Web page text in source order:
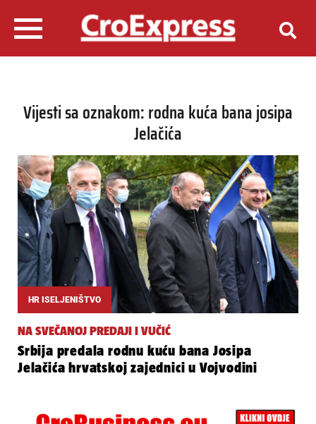
Vijesti sa oznakom: rodna kuća bana josipa
Jelačića
HR ISELJENIŠTVO
NA SVEČANOJ PREDAJI I VUČIĆ
Srbija predala rodnu kuću bana Josipa
Jelačića hrvatskoj zajednici u Vojvodini